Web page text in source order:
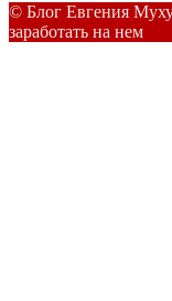
© Блог Евгения
заработать на нем